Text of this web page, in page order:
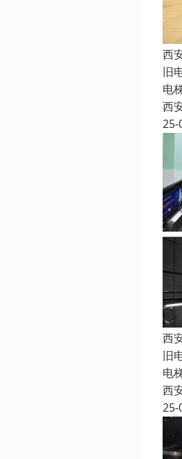
西
旧
电
西
25-
西
旧
电
西
25-